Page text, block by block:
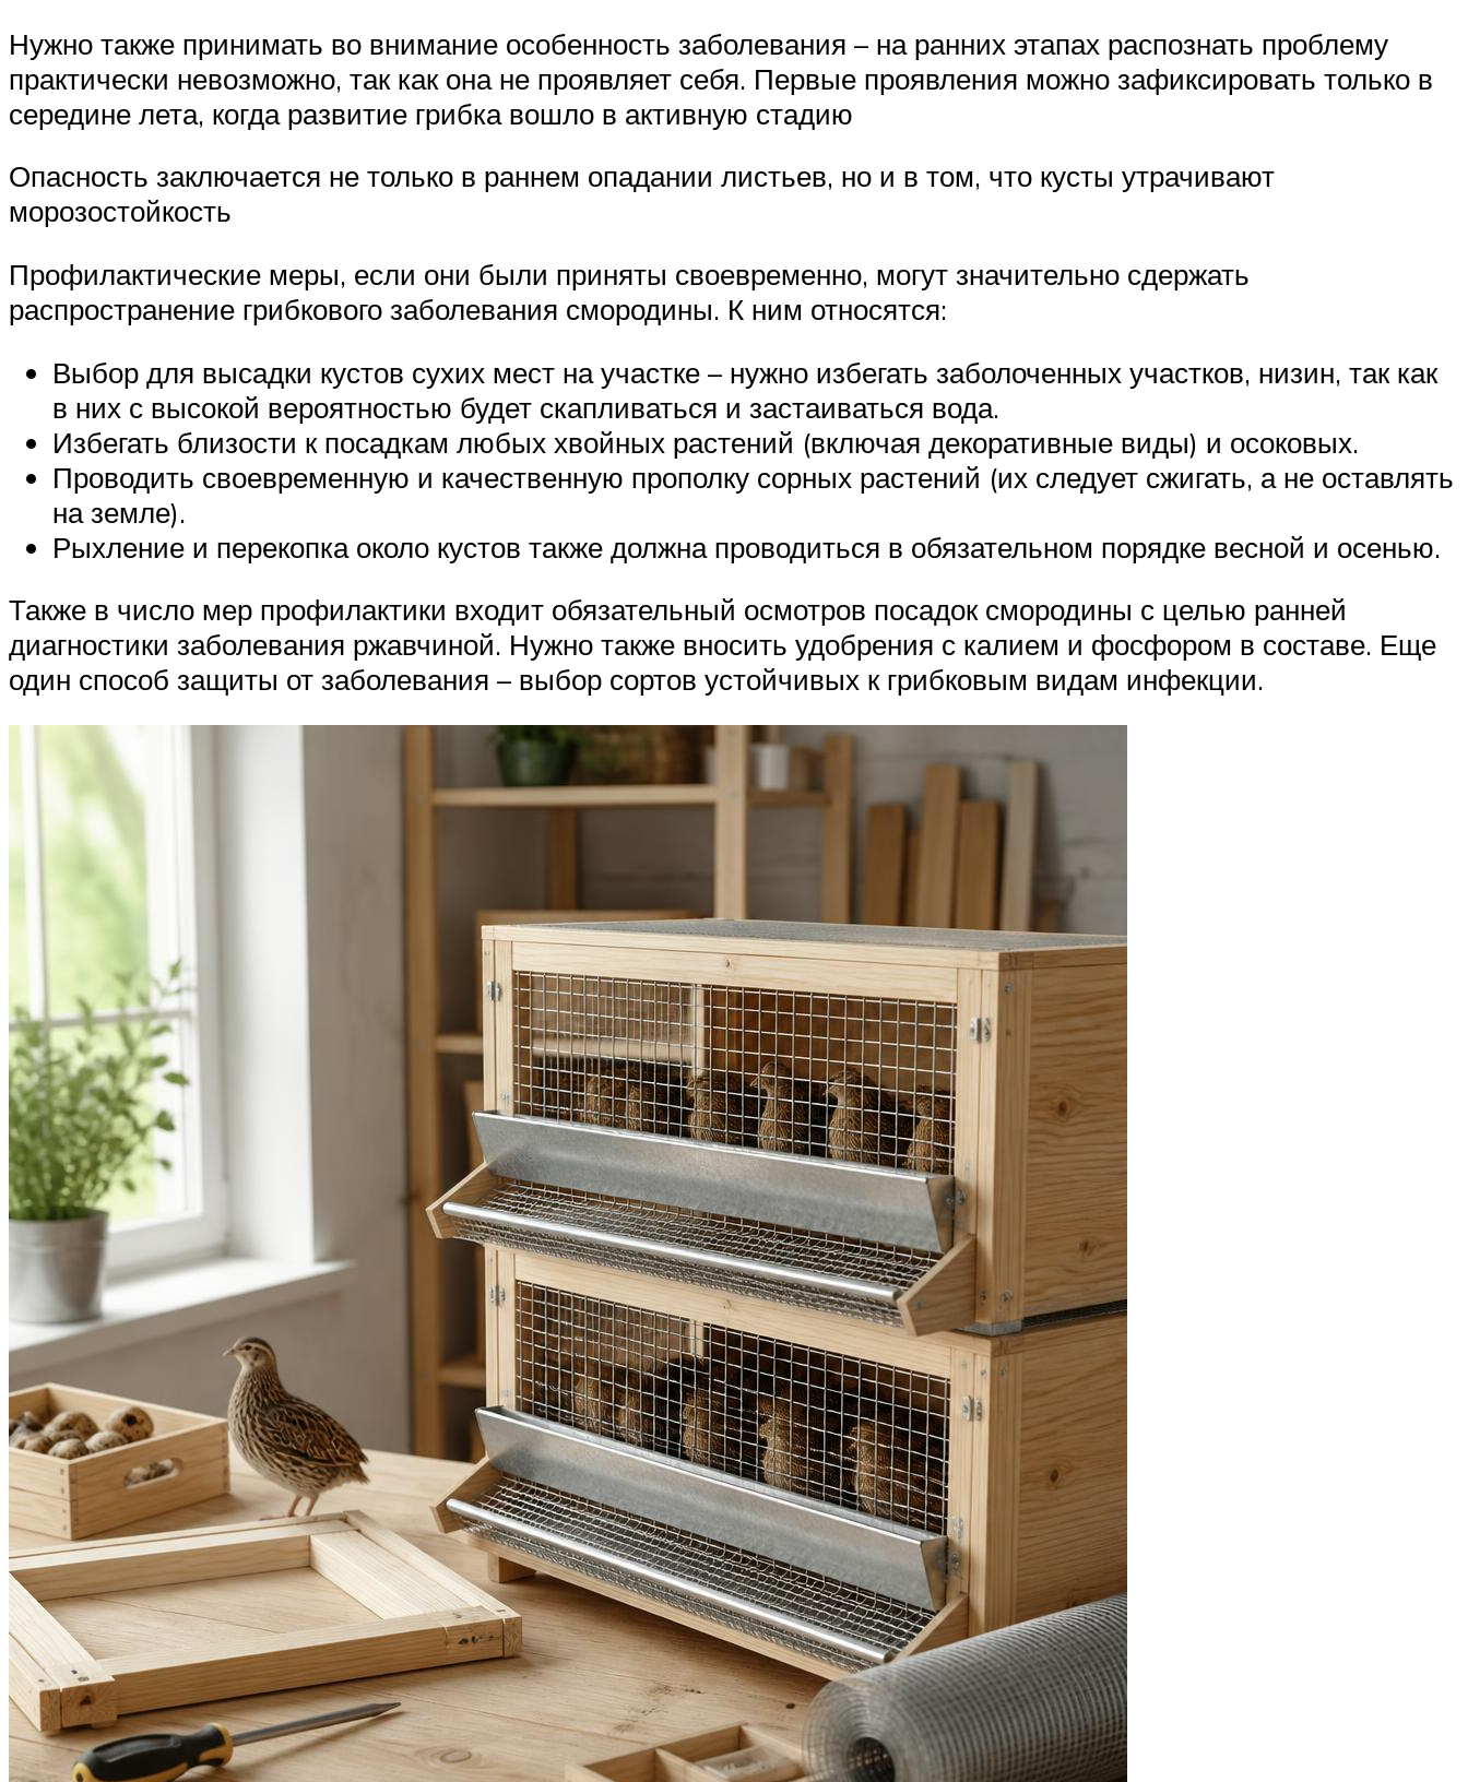
Нужно также принимать во внимание особенность заболевания – на ранних этапах распознать проблему
практически невозможно, так как она не проявляет себя. Первые проявления можно зафиксировать только в
середине лета, когда развитие грибка вошло в активную стадию
Опасность заключается не только в раннем опадании листьев, но и в том, что кусты утрачивают
морозостойкость
Профилактические меры, если они были приняты своевременно, могут значительно сдержать
распространение грибкового заболевания смородины. К ним относятся:
Выбор для высадки кустов сухих мест на участке – нужно избегать заболоченных участков, низин, так как
в них с высокой вероятностью будет скапливаться и застаиваться вода.
Избегать близости к посадкам любых хвойных растений (включая декоративные виды) и осоковых.
Проводить своевременную и качественную прополку сорных растений (их следует сжигать, а не оставлять
на земле).
Рыхление и перекопка около кустов также должна проводиться в обязательном порядке весной и осенью.
Также в число мер профилактики входит обязательный осмотров посадок смородины с целью ранней
диагностики заболевания ржавчиной. Нужно также вносить удобрения с калием и фосфором в составе. Еще
один способ защиты от заболевания – выбор сортов устойчивых к грибковым видам инфекции.